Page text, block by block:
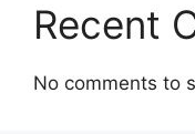
Recent
No comments to